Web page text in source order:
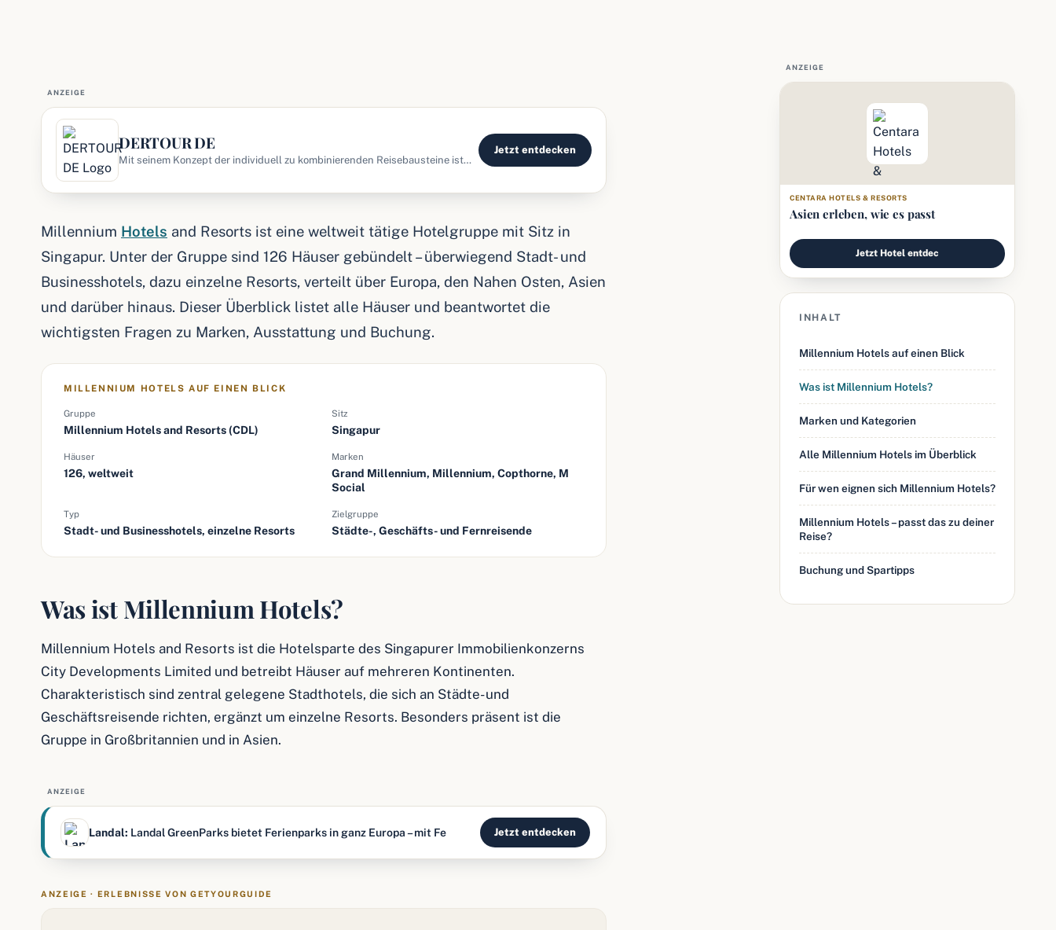
ANZEIGE
DERTOUR DE
Mit seinem Konzept der individuell zu kombinierenden Reisebausteine ist
Jetzt entdecken
Millennium Hotels and Resorts ist eine weltweit tätige Hotelgruppe mit Sitz in
Singapur. Unter der Gruppe sind 126 Häuser gebündelt – überwiegend Stadt- und
Businesshotels, dazu einzelne Resorts, verteilt über Europa, den Nahen Osten, Asien
und darüber hinaus. Dieser Überblick listet alle Häuser und beantwortet die
wichtigsten Fragen zu Marken, Ausstattung und Buchung.
MILLENNIUM HOTELS AUF EINEN BLICK
Gruppe
Millennium Hotels and Resorts (CDL)
Sitz
Singapur
Häuser
126, weltweit
Marken
Grand Millennium, Millennium, Copthorne, M
Social
Typ
Stadt- und Businesshotels, einzelne Resorts
Zielgruppe
Städte-, Geschäfts- und Fernreisende
Was ist Millennium Hotels?
Millennium Hotels and Resorts ist die Hotelsparte des Singapurer Immobilienkonzerns
City Developments Limited und betreibt Häuser auf mehreren Kontinenten.
Charakteristisch sind zentral gelegene Stadthotels, die sich an Städte- und
Geschäftsreisende richten, ergänzt um einzelne Resorts. Besonders präsent ist die
Gruppe in Großbritannien und in Asien.
ANZEIGE
Landal: Landal GreenParks bietet Ferienparks in ganz Europa – mit Fe Jetzt entdecken
ANZEIGE · ERLEBNISSE VON GETYOURGUIDE
ANZEIGE
CENTARA HOTELS & RESORTS
Asien erleben, wie es passt
Jetzt Hotel entdec
INHALT
Millennium Hotels auf einen Blick
Was ist Millennium Hotels?
Marken und Kategorien
Alle Millennium Hotels im Überblick
Für wen eignen sich Millennium Hotels?
Millennium Hotels – passt das zu deiner
Reise?
Buchung und Spartipps